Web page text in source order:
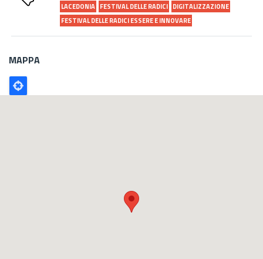
LACEDONIA FESTIVAL DELLE RADICI DIGITALIZZAZIONE
FESTIVAL DELLE RADICI ESSERE E INNOVARE
MAPPA
Poligono
GEO